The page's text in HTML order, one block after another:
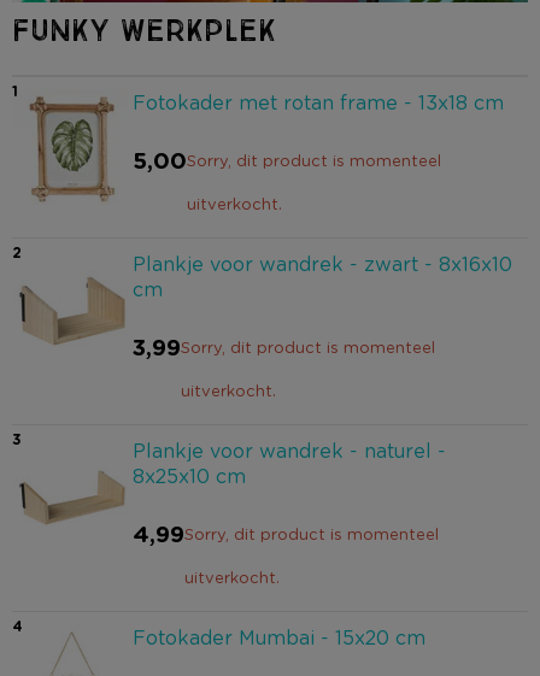
FUNKY WERKPLEK
1 Fotokader met rotan frame - 13x18 cm
5,00Sorry, dit product is momenteel
uitverkocht.
2
Plankje voor wandrek - zwart - 8x16x10
cm
3,99Sorry, dit product is momenteel
uitverkocht.
3
Plankje voor wandrek - naturel -
8x25x10 cm
4,99Sorry, dit product is momenteel
uitverkocht.
4 Fotokader Mumbai - 15x20 cm